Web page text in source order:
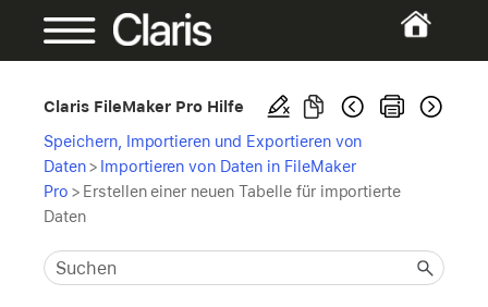
Claris FileMaker Pro Hilfe
Speichern, Importieren und Exportieren von
Daten> Importieren von Daten in FileMaker
Pro > Erstellen einer neuen Tabelle für importierte
Daten